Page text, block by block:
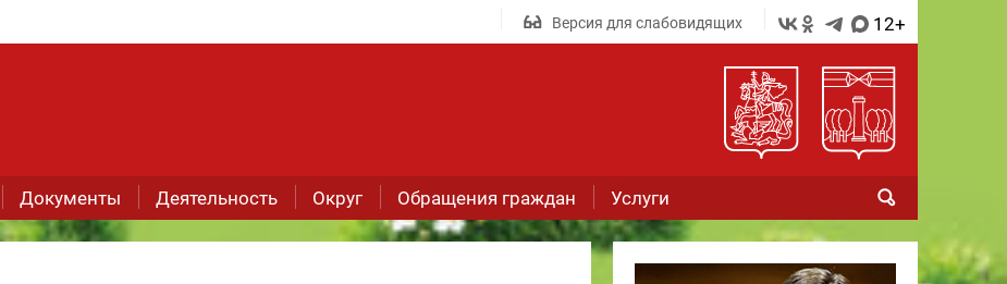
Версия для слабовидящих 12+
Документы Деятельность Округ Обращения граждан Услуги